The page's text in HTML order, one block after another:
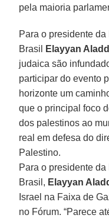
pela maioria
Para o presidente
Brasil
Elayyan
judaica são
participar do evento
horizonte um
que o principal foco
dos palestinos ao
real em defesa do
Palestino.
Para o presidente
Brasil, Elayyan
Israel na Faixa de
no Fórum. “Parece